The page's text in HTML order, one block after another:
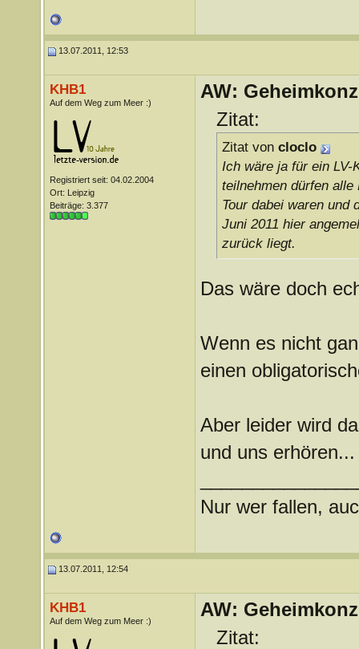
13.07.2011, 12:53
KHB1
Auf dem Weg zum Meer :)
Registriert seit: 04.02.2004
Ort: Leipzig
Beiträge: 3.377
AW:
Zitat:
Zitat von cloclo
Ich wäre ja für ein
teilnehmen dürfen
Tour dabei waren und
Juni 2011 hier
zurück liegt.
Das wäre doch
Wenn es nicht
einen
Aber leider wird
und uns
Nur wer fallen,
13.07.2011, 12:54
KHB1
Auf dem Weg zum Meer :)
AW:
Zitat: